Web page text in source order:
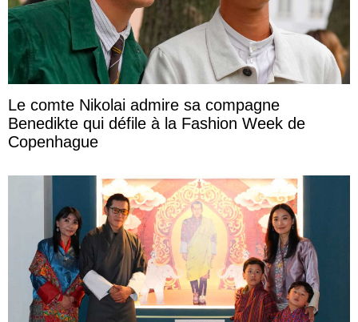
Le comte Nikolai admire sa compagne
Benedikte qui défile à la Fashion Week de
Copenhague